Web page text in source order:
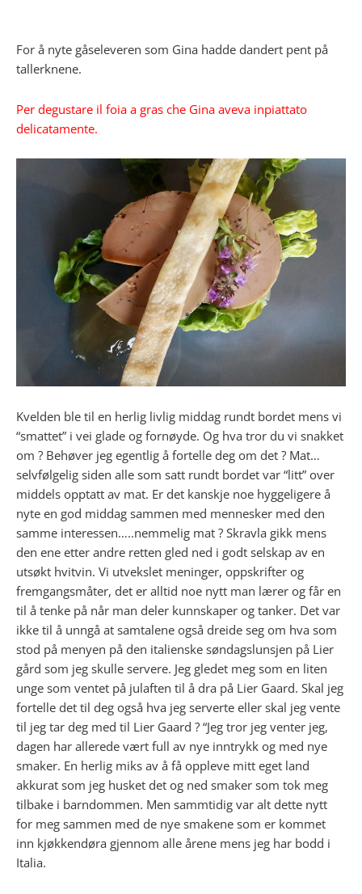
For å nyte gåseleveren som Gina hadde dandert pent på
tallerknene.
Per degustare il foia a gras che Gina aveva inpiattato
delicatamente.
Kvelden ble til en herlig livlig middag rundt bordet mens vi
“smattet” i vei glade og fornøyde. Og hva tror du vi snakket
om ? Behøver jeg egentlig å fortelle deg om det ? Mat…
selvfølgelig siden alle som satt rundt bordet var “litt” over
middels opptatt av mat. Er det kanskje noe hyggeligere å
nyte en god middag sammen med mennesker med den
samme interessen…..nemmelig mat ? Skravla gikk mens
den ene etter andre retten gled ned i godt selskap av en
utsøkt hvitvin. Vi utvekslet meninger, oppskrifter og
fremgangsmåter, det er alltid noe nytt man lærer og får en
til å tenke på når man deler kunnskaper og tanker. Det var
ikke til å unngå at samtalene også dreide seg om hva som
stod på menyen på den italienske søndagslunsjen på Lier
gård som jeg skulle servere. Jeg gledet meg som en liten
unge som ventet på julaften til å dra på Lier Gaard. Skal jeg
fortelle det til deg også hva jeg serverte eller skal jeg vente
til jeg tar deg med til Lier Gaard ? “Jeg tror jeg venter jeg,
dagen har allerede vært full av nye inntrykk og med nye
smaker. En herlig miks av å få oppleve mitt eget land
akkurat som jeg husket det og ned smaker som tok meg
tilbake i barndommen. Men sammtidig var alt dette nytt
for meg sammen med de nye smakene som er kommet
inn kjøkkendøra gjennom alle årene mens jeg har bodd i
Italia.